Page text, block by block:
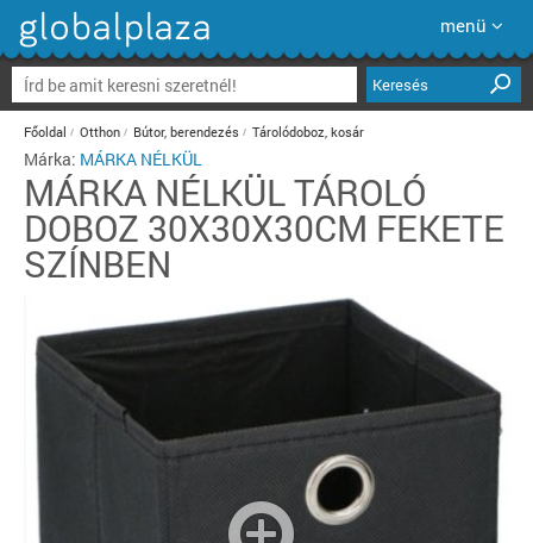
menü
Keresés
Főoldal Otthon Bútor, berendezés Tárolódoboz, kosár
Márka: MÁRKA NÉLKÜL
MÁRKA NÉLKÜLTÁROLÓ
DOBOZ 30X30X30CM FEKETE
SZÍNBEN